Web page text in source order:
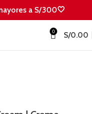
a S/300🤍
0 S/0.00